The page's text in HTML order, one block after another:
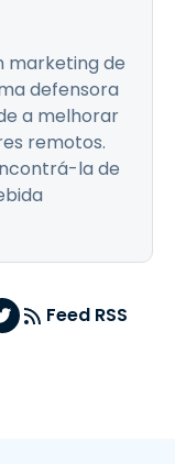
marketing de
defensora
a melhorar
remotos.
la de
Feed RSS